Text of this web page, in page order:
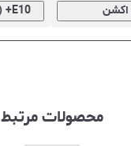
اکشن
E10+ (برای 10 سال به بالا)
محصولات مرتبط